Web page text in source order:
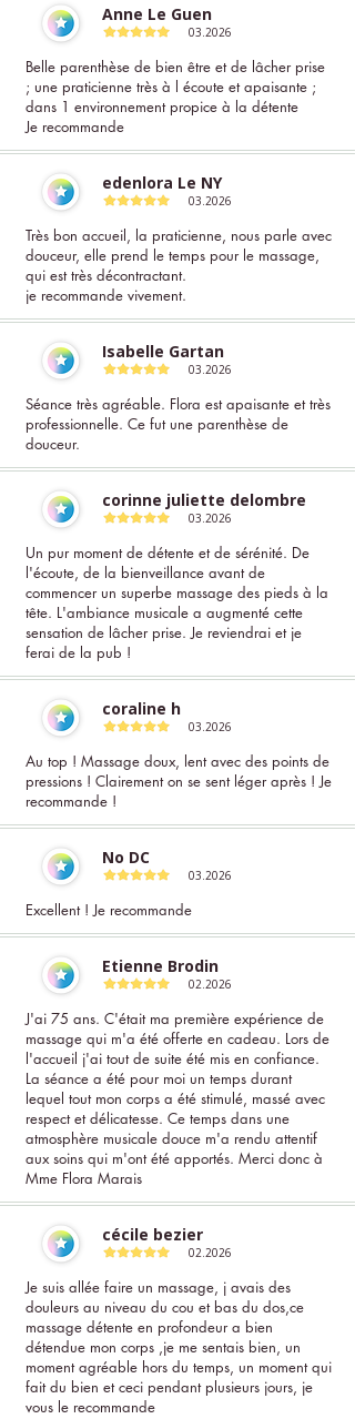
Anne Le Guen
03.2026
Belle parenthèse de bien être et de lâcher prise
; une praticienne très à l écoute et apaisante ;
dans 1 environnement propice à la détente
Je recommande
edenlora Le NY
03.2026
Très bon accueil, la praticienne, nous parle avec
douceur, elle prend le temps pour le massage,
qui est très décontractant.
je recommande vivement.
Isabelle Gartan
03.2026
Séance très agréable. Flora est apaisante et très
professionnelle. Ce fut une parenthèse de
douceur.
corinne juliette delombre
03.2026
Un pur moment de détente et de sérénité. De
l'écoute, de la bienveillance avant de
commencer un superbe massage des pieds à la
tête. L'ambiance musicale a augmenté cette
sensation de lâcher prise. Je reviendrai et je
ferai de la pub !
coraline h
03.2026
Au top ! Massage doux, lent avec des points de
pressions ! Clairement on se sent léger après ! Je
recommande !
No DC
03.2026
Excellent ! Je recommande
Etienne Brodin
02.2026
J'ai 75 ans. C'était ma première expérience de
massage qui m'a été offerte en cadeau. Lors de
l'accueil j'ai tout de suite été mis en confiance.
La séance a été pour moi un temps durant
lequel tout mon corps a été stimulé, massé avec
respect et délicatesse. Ce temps dans une
atmosphère musicale douce m'a rendu attentif
aux soins qui m'ont été apportés. Merci donc à
Mme Flora Marais
cécile bezier
02.2026
Je suis allée faire un massage, j avais des
douleurs au niveau du cou et bas du dos,ce
massage détente en profondeur a bien
détendue mon corps ,je me sentais bien, un
moment agréable hors du temps, un moment qui
fait du bien et ceci pendant plusieurs jours, je
vous le recommande